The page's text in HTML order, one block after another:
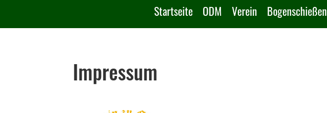
Startseite ODM Verein Bogenschießen
Impressum